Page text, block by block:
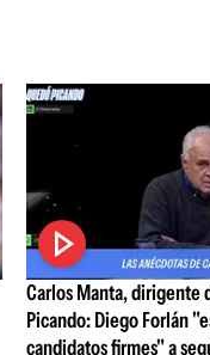
Carlos Manta, dirigente
Picando: Diego Forlán
candidatos firmes" a